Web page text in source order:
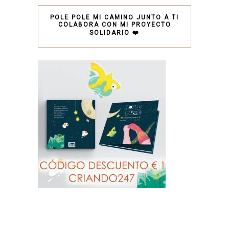
POLE POLE MI CAMINO JUNTO A TI
COLABORA CON MI PROYECTO
SOLIDARIO ❤️